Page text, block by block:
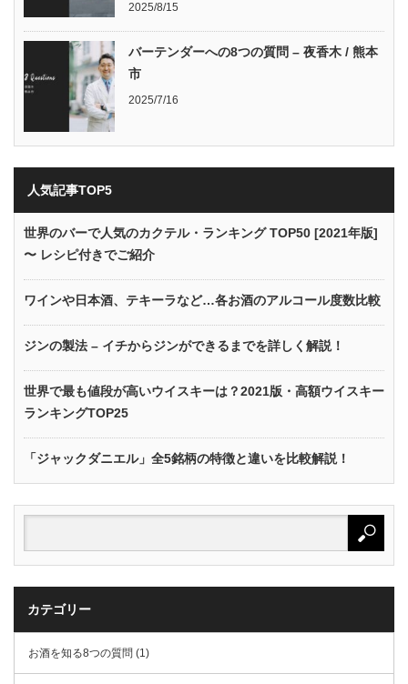
2025/8/15
バーテンダーへの8つの質問 – 夜香木 / 熊本
市
2025/7/16
人気記事TOP5
世界のバーで人気のカクテル・ランキング TOP50 [2021年版]
〜 レシピ付きでご紹介
ワインや日本酒、テキーラなど…各お酒のアルコール度数比較
ジンの製法 – イチからジンができるまでを詳しく解説！
世界で最も値段が高いウイスキーは？2021版・高額ウイスキー
ランキングTOP25
「ジャックダニエル」全5銘柄の特徴と違いを比較解説！
カテゴリー
お酒を知る8つの質問 (1)